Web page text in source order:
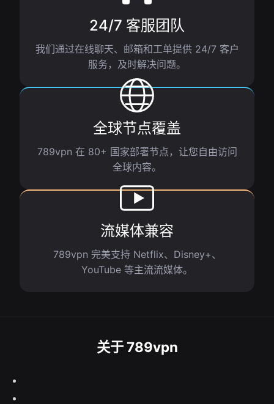
24/7 客服团队
我们通过在线聊天、邮箱和工单提供 24/7 客户
服务，及时解决问题。
全球节点覆盖
789vpn 在 80+ 国家部署节点，让您自由访问
全球内容。
流媒体兼容
789vpn 完美支持 Netflix、Disney+、
YouTube 等主流流媒体。
关于 789vpn